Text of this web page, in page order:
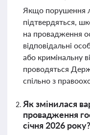
Якщо порушення
підтвердяться,
на провадження
відповідальні
або кримінальну
проводяться
спільно з
Як змінилася
провадження
січня 2026 року?